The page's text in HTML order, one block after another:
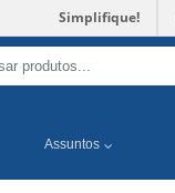
Simplifique!
Assuntos